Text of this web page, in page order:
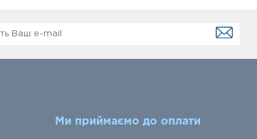
Ми приймаємо до оплати